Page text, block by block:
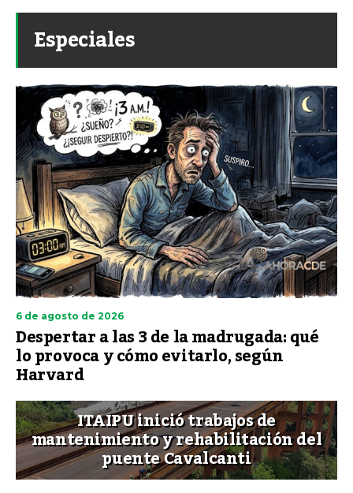
Especiales
6 de agosto de 2026
Despertar a las 3 de la madrugada: qué
lo provoca y cómo evitarlo, según
Harvard
ITAIPU inició trabajos de
mantenimiento y rehabilitación del
puente Cavalcanti